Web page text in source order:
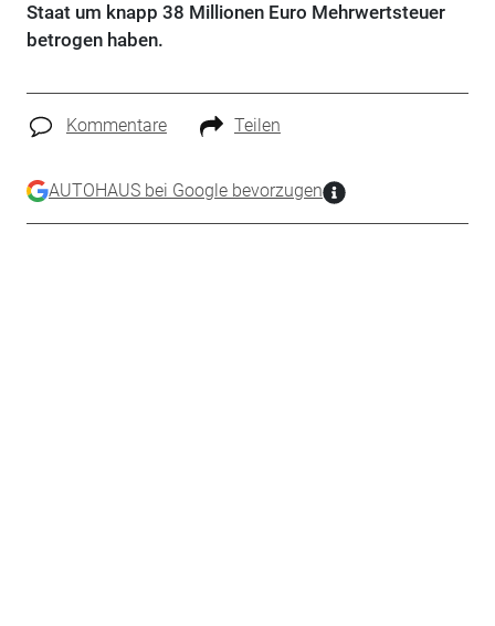
Staat um knapp 38 Millionen Euro Mehrwertsteuer
betrogen haben.
Kommentare Teilen
AUTOHAUS bei Google bevorzugen